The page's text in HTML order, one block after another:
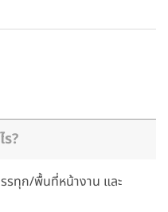
?
รทุก/พื้นที่หน้างาน และ